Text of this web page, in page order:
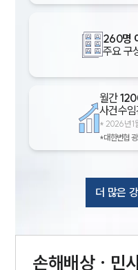
260명
주요 구
월간
사건수
* 2026년 1
*대한변협
더 많은
손해배상 · 민